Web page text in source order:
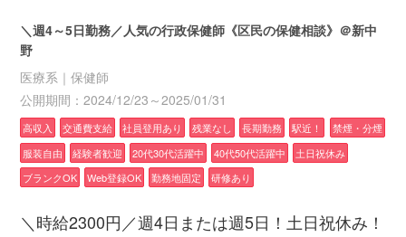
＼週4～5日勤務／人気の行政保健師《区民の保健相談》＠新中
野
医療系｜保健師
公開期間：2024/12/23～2025/01/31
高収入 交通費支給 社員登用あり 残業なし 長期勤務 駅近！
禁煙・分煙
服装自由
経験者歓迎 20代30代活躍中 40代50代活躍中
土日祝休み
ブランクOK
Web登録OK 勤務地固定 研修あり
＼時給2300円／週4日または週5日！土日祝休み！